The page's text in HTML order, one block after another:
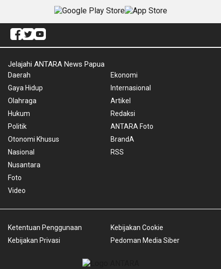
Jelajahi ANTARA News Papua
Daerah
Gaya Hidup
Olahraga
Hukum
Politik
Otonomi Khusus
Nasional
Nusantara
Foto
Video
Ekonomi
Internasional
Artikel
Redaksi
ANTARA Foto
BrandA
RSS
Ketentuan Penggunaan
Kebijakan Privasi
Kebijakan Cookie
Pedoman Media Siber